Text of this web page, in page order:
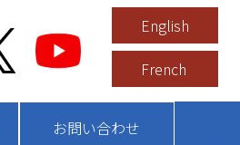
English
French
お問い合わせ